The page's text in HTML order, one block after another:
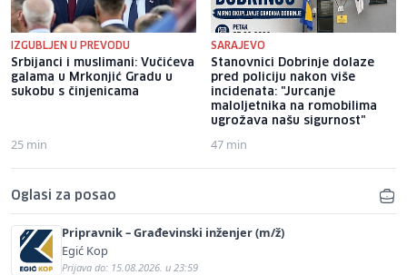
IZGUBLJEN U PREVODU
Srbijanci i muslimani: Vučićeva
galama u Mrkonjić Gradu u
sukobu s činjenicama
25 min
SARAJEVO
Stanovnici Dobrinje dolaze
pred policiju nakon više
incidenata: "Jurcanje
maloljetnika na romobilima
ugrožava našu sigurnost"
47 min
Oglasi za posao
Pripravnik – Građevinski inženjer (m/ž)
Egić Kop
Prijava do: 15.08.2026. u 23:59